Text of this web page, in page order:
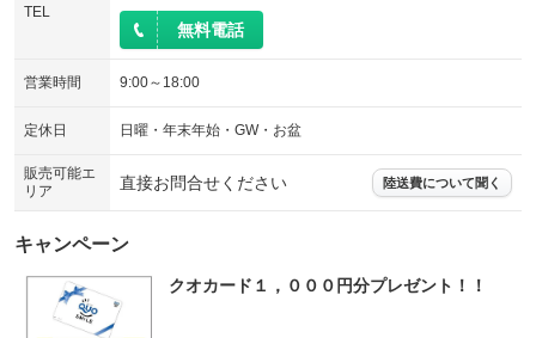
TEL
無料電話
営業時間 9:00～18:00
定休日 日曜・年末年始・GW・お盆
販売可能エ
リア
直接お問合せください 陸送費について聞く
キャンペーン
クオカード１，０００円分プレゼント！！